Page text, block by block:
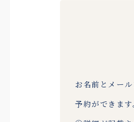
お名前とメー
予約ができます